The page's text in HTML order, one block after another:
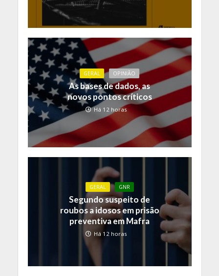
GERAL OPINIÃO
As bases de dados, as
novos pontos críticos
Há 12 horas
GERAL GNR
Segundo suspeito de
roubos a idosos em prisão
preventiva em Mafra
Há 12 horas